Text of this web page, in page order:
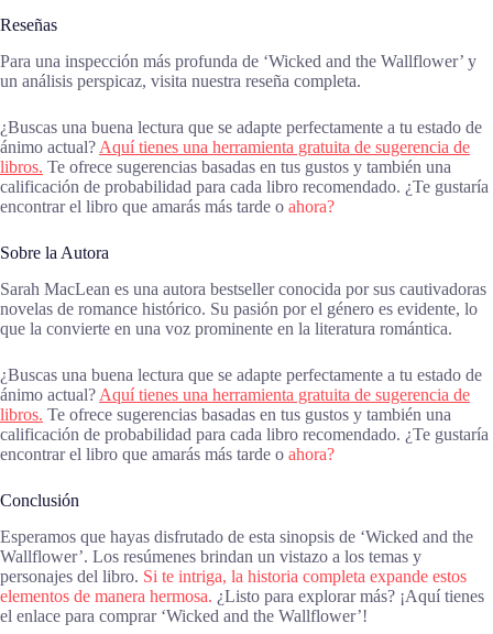
Reseñas
Para una inspección más profunda de ‘Wicked and the Wallflower’ y
un análisis perspicaz, visita nuestra reseña completa.
¿Buscas una buena lectura que se adapte perfectamente a tu estado de
ánimo actual? Aquí tienes una herramienta gratuita de sugerencia de
libros. Te ofrece sugerencias basadas en tus gustos y también una
calificación de probabilidad para cada libro recomendado. ¿Te gustaría
encontrar el libro que amarás más tarde o ahora?
Sobre la Autora
Sarah MacLean es una autora bestseller conocida por sus cautivadoras
novelas de romance histórico. Su pasión por el género es evidente, lo
que la convierte en una voz prominente en la literatura romántica.
¿Buscas una buena lectura que se adapte perfectamente a tu estado de
ánimo actual? Aquí tienes una herramienta gratuita de sugerencia de
libros. Te ofrece sugerencias basadas en tus gustos y también una
calificación de probabilidad para cada libro recomendado. ¿Te gustaría
encontrar el libro que amarás más tarde o ahora?
Conclusión
Esperamos que hayas disfrutado de esta sinopsis de ‘Wicked and the
Wallflower’. Los resúmenes brindan un vistazo a los temas y
personajes del libro. Si te intriga, la historia completa expande estos
elementos de manera hermosa. ¿Listo para explorar más? ¡Aquí tienes
el enlace para comprar ‘Wicked and the Wallflower’!